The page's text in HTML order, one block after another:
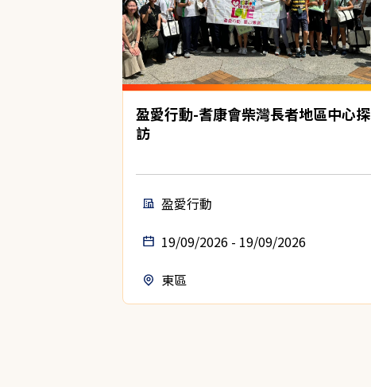
盈愛行動-耆康會柴灣長者地區中心探
訪
盈愛行動
19/09/2026 - 19/09/2026
東區